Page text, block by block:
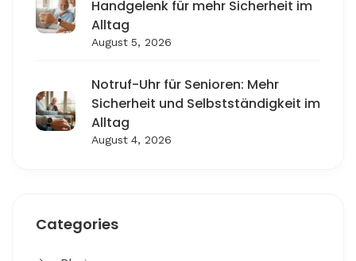
Handgelenk für mehr Sicherheit im
Alltag
August 5, 2026
Notruf-Uhr für Senioren: Mehr
Sicherheit und Selbstständigkeit im
Alltag
August 4, 2026
Categories